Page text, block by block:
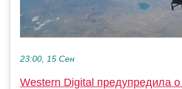
23:00, 15 Сен
Western Digital предупредила